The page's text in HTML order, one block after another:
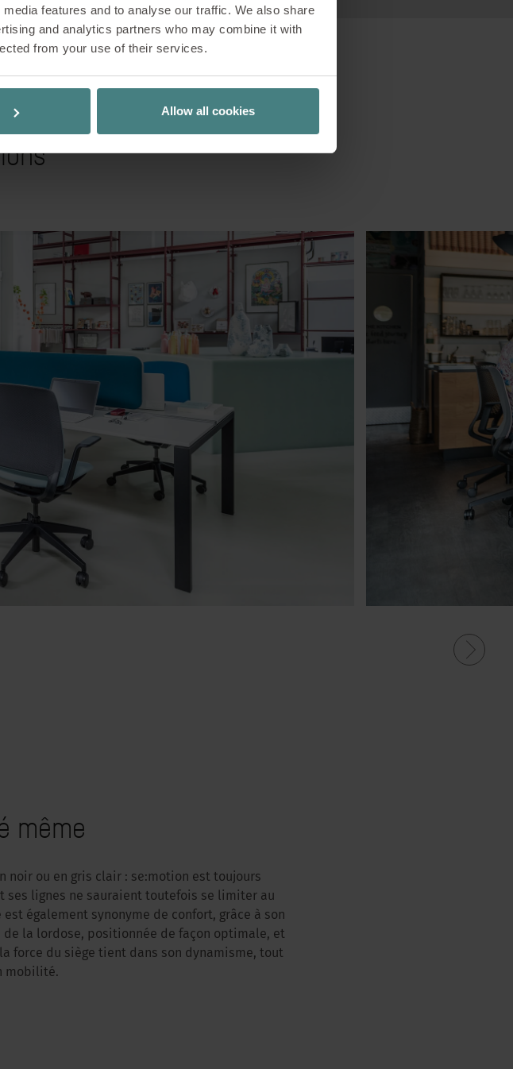
features and to analyse our traffic. We also share
and analytics partners who may combine it with
from your use of their services.
Allow all cookies
même
noir ou en gris clair : se:motion est toujours
ses lignes ne sauraient toutefois se limiter au
également synonyme de confort, grâce à son
la lordose, positionnée de façon optimale, et
force du siège tient dans son dynamisme, tout
mobilité.